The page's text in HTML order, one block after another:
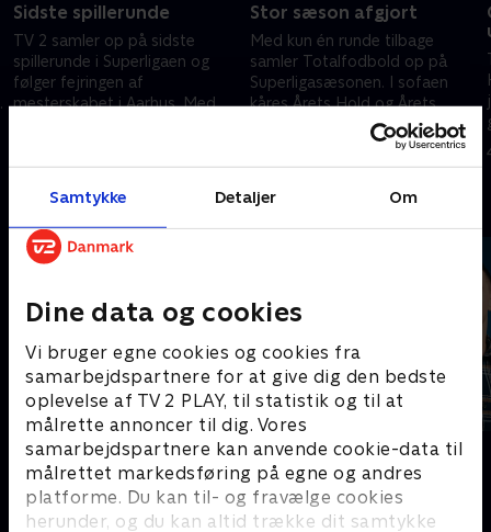
Samtykke Detaljer Om
Dine data og cookies
Vi bruger egne cookies og cookies fra
samarbejdspartnere for at give dig den bedste
oplevelse af TV 2 PLAY, til statistik og til at
målrette annoncer til dig. Vores
samarbejdspartnere kan anvende cookie-data til
målrettet markedsføring på egne og andres
platforme. Du kan til- og fravælge cookies
herunder, og du kan altid trække dit samtykke
Sidste spillerunde
TV 2 samler op på sidste
spillerunde i Superligaen og
følger fejringen af
mesterskabet i Aarhus. Med
Stor sæson afgjort
Med kun én runde tilbage
samler Totalfodbold op på
Superligasæsonen. I sofaen
kåres Årets Hold og Årets
Spiller og de bedste
jubelscener granskes på finurlig
vis.
11. maj 2026 • 64 min
Andre så også
Serie A
Fodbold
PLAYER
Fodbold